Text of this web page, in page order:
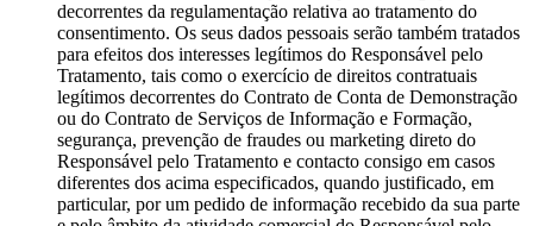
decorrentes da regulamentação relativa ao tratamento do
consentimento. Os seus dados pessoais serão também tratados
para efeitos dos interesses legítimos do Responsável pelo
Tratamento, tais como o exercício de direitos contratuais
legítimos decorrentes do Contrato de Conta de Demonstração
ou do Contrato de Serviços de Informação e Formação,
segurança, prevenção de fraudes ou marketing direto do
Responsável pelo Tratamento e contacto consigo em casos
diferentes dos acima especificados, quando justificado, em
particular, por um pedido de informação recebido da sua parte